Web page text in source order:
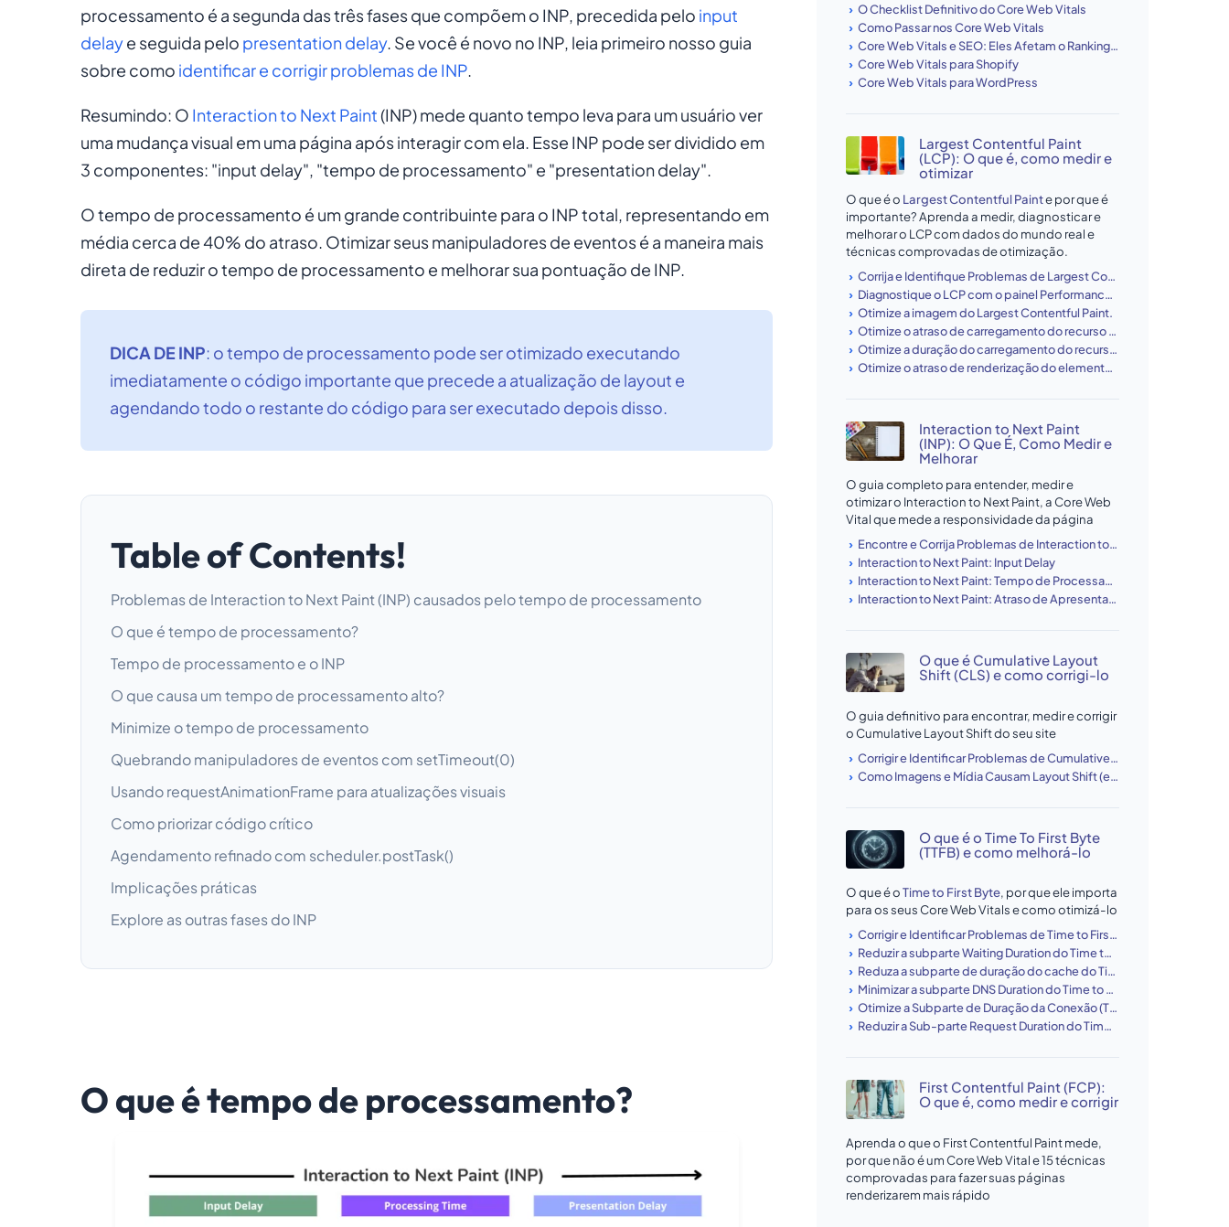
processamento é a segunda das três fases que compõem o INP, precedida pelo input
delaye seguida pelo presentation delay. Se você é novo no INP, leia primeiro nosso guia
sobre como identificar e corrigir problemas de INP.
Resumindo: O Interaction to Next Paint(INP) mede quanto tempo leva para um usuário ver
uma mudança visual em uma página após interagir com ela. Esse INP pode ser dividido em
3 componentes: "input delay", "tempo de processamento" e "presentation delay".
O tempo de processamento é um grande contribuinte para o INP total, representando em
média cerca de 40% do atraso. Otimizar seus manipuladores de eventos é a maneira mais
direta de reduzir o tempo de processamento e melhorar sua pontuação de INP.
DICA DE INP: o tempo de processamento pode ser otimizado executando
imediatamente o código importante que precede a atualização de layout e
agendando todo o restante do código para ser executado depois disso.
Table of Contents!
Problemas de Interaction to Next Paint (INP) causados pelo tempo de processamento
O que é tempo de processamento?
Tempo de processamento e o INP
O que causa um tempo de processamento alto?
Minimize o tempo de processamento
Quebrando manipuladores de eventos com setTimeout(0)
Usando requestAnimationFrame para atualizações visuais
Como priorizar código crítico
Agendamento refinado com scheduler.postTask()
Implicações práticas
Explore as outras fases do INP
O que é tempo de processamento?
O Checklist Definitivo do Core Web Vitals
Como Passar nos Core Web Vitals
Core Web Vitals e SEO: Eles Afetam o Ranking do Google?
Core Web Vitals para Shopify
Core Web Vitals para WordPress
Largest Contentful Paint
(LCP): O que é, como medir e
otimizar
O que é o Largest Contentful Painte por que é
importante? Aprenda a medir, diagnosticar e
melhorar o LCP com dados do mundo real e
técnicas comprovadas de otimização.
Corrija e Identifique Problemas de Largest Contentful Paint (LCP)
Diagnostique o LCP com o painel Performance do Chrome DevTools
Otimize a imagem do Largest Contentful Paint.
Otimize o atraso de carregamento do recurso do LCP
Otimize a duração do carregamento do recurso LCP.
Otimize o atraso de renderização do elemento LCP
Interaction to Next Paint
(INP): O Que É, Como Medir e
Melhorar
O guia completo para entender, medir e
otimizar o Interaction to Next Paint, a Core Web
Vital que mede a responsividade da página
Encontre e Corrija Problemas de Interaction to Next Paint (INP)
Interaction to Next Paint: Input Delay
Interaction to Next Paint: Tempo de Processamento
Interaction to Next Paint: Atraso de Apresentação
O que é Cumulative Layout
Shift (CLS) e como corrigi-lo
O guia definitivo para encontrar, medir e corrigir
o Cumulative Layout Shift do seu site
Corrigir e Identificar Problemas de Cumulative Layout Shift (CLS)
Como Imagens e Mídia Causam Layout Shift (e Como Corrigir)
O que é o Time To First Byte
(TTFB) e como melhorá-lo
O que é oTime to First Byte, por que ele importa
para os seus Core Web Vitals e como otimizá-lo
Corrigir e Identificar Problemas de Time to First Byte (TTFB)
Reduzir a subparte Waiting Duration do Time to First Byte
Reduza a subparte de duração do cache do Time to First Byte
Minimizar a subparte DNS Duration do Time to First Byte
Otimize a Subparte de Duração da Conexão (TCP + TLS) do Time to First Byte
Reduzir a Sub-parte Request Duration do Time to First Byte
First Contentful Paint (FCP):
O que é, como medir e corrigir
Aprenda o que o First Contentful Paint mede,
por que não é um Core Web Vital e 15 técnicas
comprovadas para fazer suas páginas
renderizarem mais rápido